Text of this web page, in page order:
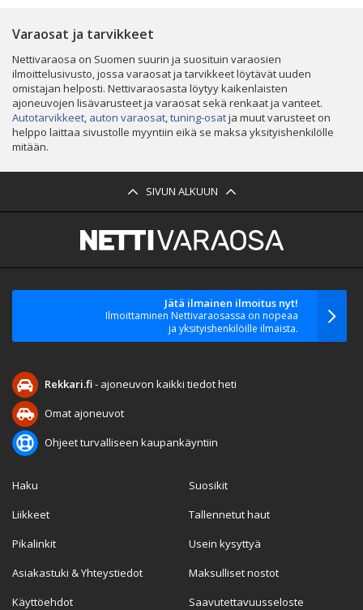
Varaosat ja tarvikkeet
Nettivaraosa on Suomen suurin ja suosituin varaosien
ilmoittelusivusto, jossa varaosat ja tarvikkeet löytävät uuden
omistajan helposti. Nettivaraosasta löytyy kaikenlaisten
ajoneuvojen lisävarusteet ja varaosat sekä renkaat ja vanteet.
Autotarvikkeet, auton varaosat,tuning-osatja muut varusteet on
helppo laittaa sivustolle myyntiin eikä se maksa yksityishenkilölle
mitään.
SIVUN ALKUUN
Jätä ilmainen ilmoitus nyt!
Ilmoittaminen Nettivaraosassa on nopeaa
ja yksityishenkilöille ilmaista.
Rekkari.fi- ajoneuvon kaikki tiedot heti
Omat ajoneuvot
Ohjeet turvalliseen kaupankäyntiin
Haku
Liikkeet
Pikalinkit
Asiakastuki & Yhteystiedot
Käyttöehdot
Suosikit
Tallennetut haut
Usein kysyttyä
Maksulliset nostot
Saavutettavuusseloste